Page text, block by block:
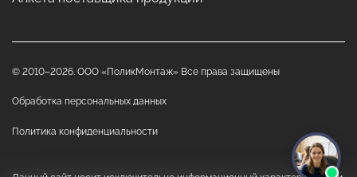
© 2010–2026. ООО «ПоликМонтаж» Все права защищены
Обработка персональных данных
Политика конфиденциальности